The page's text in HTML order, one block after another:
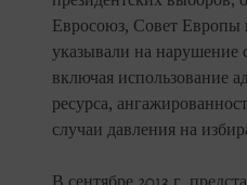
Евросоюз, Совет Европы
указывали на нарушение
включая использование
ресурса,
случаи давления на